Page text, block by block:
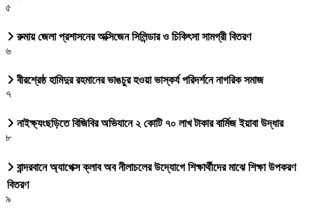
৫
রুমায় জেলা প্রশাসনের অক্সিজেন সিলিন্ডার ও চিকিৎসা সামগ্রী বিতরণ
৬
বীরশ্রেষ্ঠ হামিদুর রহমানের ভাঙচুর হওয়া ভাস্কর্য পরিদর্শনে নাগরিক সমাজ
৭
নাইক্ষ্যংছড়িতে বিজিবির অভিযানে ২ কোটি ৭০ লাখ টাকার বার্মিজ ইয়াবা উদ্ধার
৮
বান্দরবানে অ্যাপেক্স ক্লাব অব নীলাচলের উদ্যোগে শিক্ষার্থীদের মাঝে শিক্ষা উপকরণ
বিতরণ
৯